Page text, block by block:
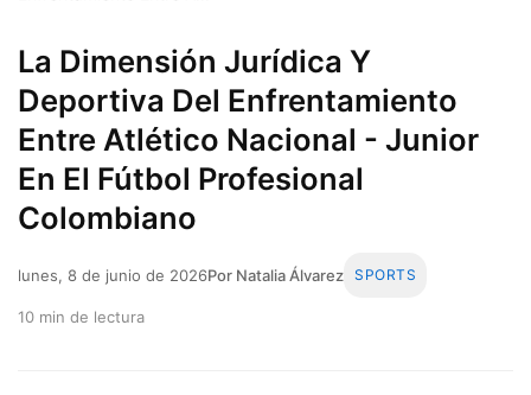
La Dimensión Jurídica Y
Deportiva Del Enfrentamiento
Entre Atlético Nacional - Junior
En El Fútbol Profesional
Colombiano
lunes, 8 de junio de 2026Por Natalia Álvarez SPORTS
10 min de lectura